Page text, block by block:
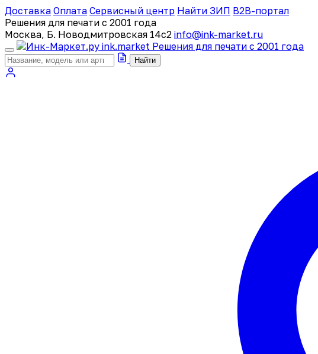
Доставка Оплата Сервисный центр Найти ЗИП B2B-портал
Решения для печати с 2001 года
Москва, Б. Новодмитровская 14с2 info@ink-market.ru
ink.market Решения для печати с 2001 года
Найти